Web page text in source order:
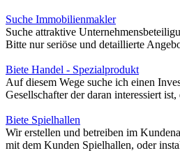
Suche Immobilienmakler
Suche attraktive
Bitte nur seriöse und detaillierte
Biete Handel - Spezialprodukt
Auf diesem Wege suche ich einen
Gesellschafter der daran interessiert ist,
Biete Spielhallen
Wir erstellen und betreiben im
mit dem Kunden Spielhallen, oder